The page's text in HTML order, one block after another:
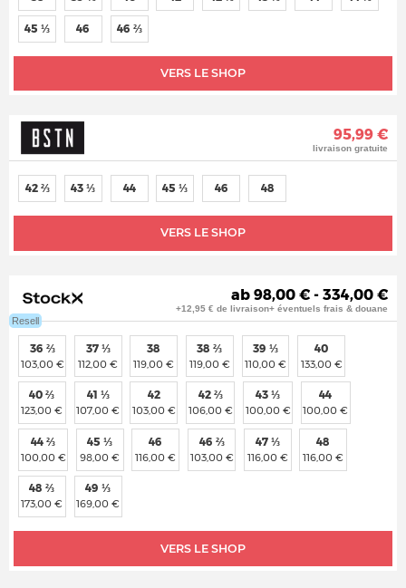
VERS LE SHOP
45 ⅓ 46 46 ⅔
95,99 €
livraison gratuite
VERS LE SHOP
42 ⅔ 43 ⅓ 44 45 ⅓ 46 48
Resell
ab 98,00 € - 334,00 €
+12,95 € de livraison+ éventuels frais & douane
VERS LE SHOP
36 ⅔
103,00 €
37 ⅓
112,00 €
38
119,00 €
38 ⅔
119,00 €
39 ⅓
110,00 €
40
133,00 €
40 ⅔
123,00 €
41 ⅓
107,00 €
42
103,00 €
42 ⅔
106,00 €
43 ⅓
100,00 €
44
100,00 €
44 ⅔
100,00 €
45 ⅓
98,00 €
46
116,00 €
46 ⅔
103,00 €
47 ⅓
116,00 €
48
116,00 €
48 ⅔
173,00 €
49 ⅓
169,00 €